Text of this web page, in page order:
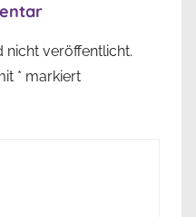
nicht veröffentlicht.
* markiert